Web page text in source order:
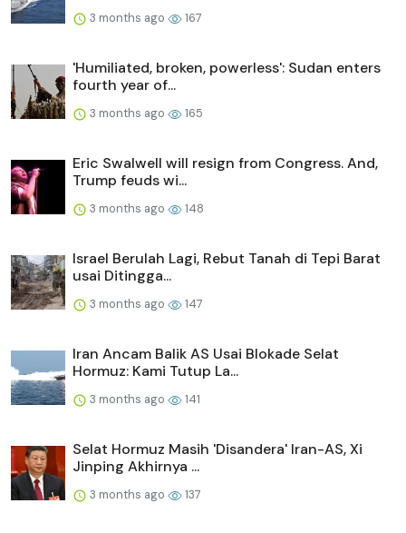
3 months ago 167
'Humiliated, broken, powerless': Sudan enters
fourth year of...
3 months ago 165
Eric Swalwell will resign from Congress. And,
Trump feuds wi...
3 months ago 148
Israel Berulah Lagi, Rebut Tanah di Tepi Barat
usai Ditingga...
3 months ago 147
Iran Ancam Balik AS Usai Blokade Selat
Hormuz: Kami Tutup La...
3 months ago 141
Selat Hormuz Masih 'Disandera' Iran-AS, Xi
Jinping Akhirnya ...
3 months ago 137